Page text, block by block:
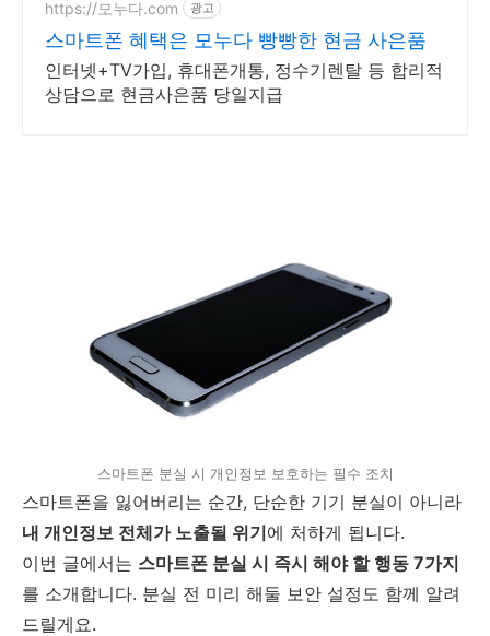
https://모누다.com 광고
스마트폰 혜택은 모누다 빵빵한 현금 사은품
인터넷+TV가입, 휴대폰개통, 정수기렌탈 등 합리적
상담으로 현금사은품 당일지급
스마트폰 분실 시 개인정보 보호하는 필수 조치
스마트폰을 잃어버리는 순간, 단순한 기기 분실이 아니라
내 개인정보 전체가 노출될 위기에 처하게 됩니다.
이번 글에서는 스마트폰 분실 시 즉시 해야 할 행동 7가지
를 소개합니다. 분실 전 미리 해둘 보안 설정도 함께 알려
드릴게요.